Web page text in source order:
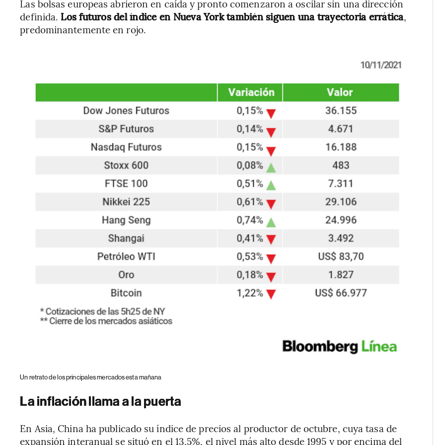
Las bolsas europeas abrieron en caída y pronto comenzaron a oscilar sin una dirección
definida. Los futuros del índice en Nueva York también siguen una trayectoria errática,
predominantemente en rojo.
Un retrato de los principales mercados esta mañana
La inflación llama a la puerta
En Asia, China ha publicado su índice de precios al productor de octubre, cuya tasa de
expansión interanual se situó en el 13,5%, el nivel más alto desde 1995 y por encima del